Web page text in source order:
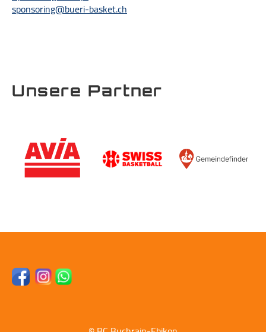
sponsoring@bueri-basket.ch
Unsere Partner